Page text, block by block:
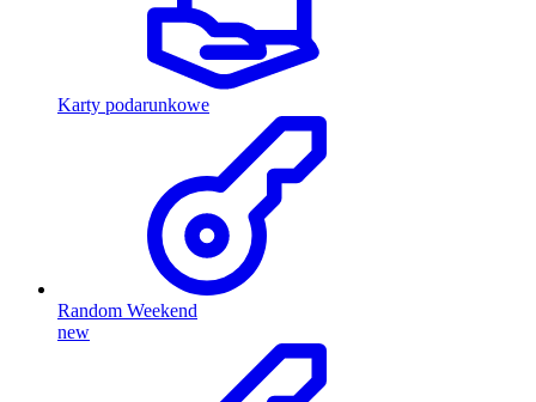
Karty podarunkowe
Random Weekend
new